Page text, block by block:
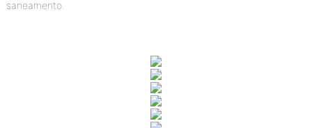
saneamento.